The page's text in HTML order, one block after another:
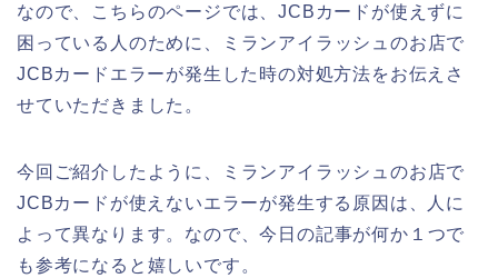
なので、こちらのページでは、JCBカードが使えずに
困っている人のために、ミランアイラッシュのお店で
JCBカードエラーが発生した時の対処方法をお伝えさ
せていただきました。
今回ご紹介したように、ミランアイラッシュのお店で
JCBカードが使えないエラーが発生する原因は、人に
よって異なります。なので、今日の記事が何か１つで
も参考になると嬉しいです。